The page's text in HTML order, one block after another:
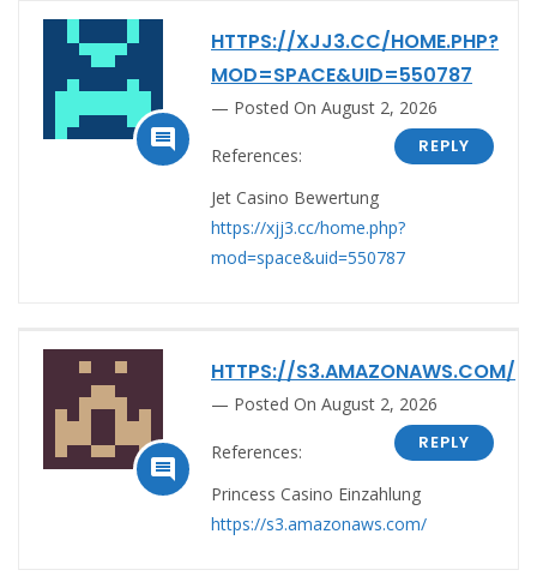

HTTPS://XJJ3.CC/HOME.PHP?
MOD=SPACE&UID=550787
Posted On August 2, 2026
REPLY
References:
Jet Casino Bewertung
https://xjj3.cc/home.php?
mod=space&uid=550787

HTTPS://S3.AMAZONAWS.COM/
Posted On August 2, 2026
REPLY
References:
Princess Casino Einzahlung
https://s3.amazonaws.com/